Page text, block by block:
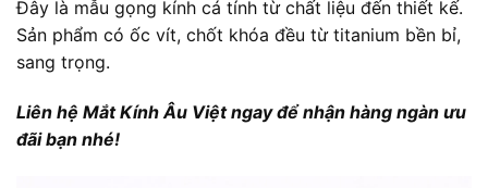
Đây là mẫu gọng kính cá tính từ chất liệu đến thiết kế.
Sản phẩm có ốc vít, chốt khóa đều từ titanium bền bỉ,
sang trọng.
Liên hệ Mắt Kính Âu Việt ngay để nhận hàng ngàn ưu
đãi bạn nhé!